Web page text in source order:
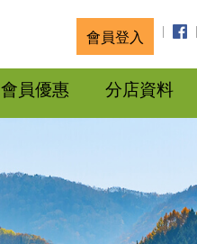
會員登入
會員優惠 分店資料